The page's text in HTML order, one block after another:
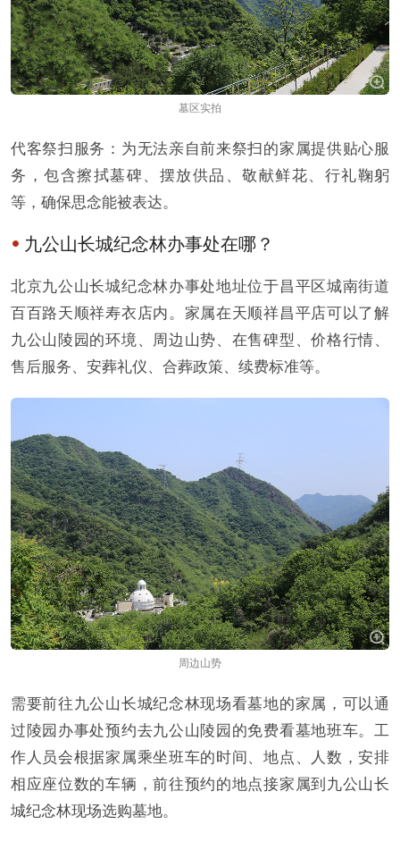
墓区实拍
代客祭扫服务：为无法亲自前来祭扫的家属提供贴心服
务，包含擦拭墓碑、摆放供品、敬献鲜花、行礼鞠躬
等，确保思念能被表达。
九公山长城纪念林办事处在哪？
北京九公山长城纪念林办事处地址位于昌平区城南街道
百百路天顺祥寿衣店内。家属在天顺祥昌平店可以了解
九公山陵园的环境、周边山势、在售碑型、价格行情、
售后服务、安葬礼仪、合葬政策、续费标准等。
周边山势
需要前往九公山长城纪念林现场看墓地的家属，可以通
过陵园办事处预约去九公山陵园的免费看墓地班车。工
作人员会根据家属乘坐班车的时间、地点、人数，安排
相应座位数的车辆，前往预约的地点接家属到九公山长
城纪念林现场选购墓地。